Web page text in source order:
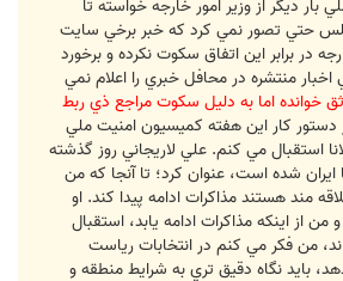
ديگر از وزير امور خارجه خواسته تا
حتي تصور نمي کرد که خبر برخي سايت
برابر اين اتفاق سکوت نکرده و برخورد
منتشره در محافل خبري را اعلام نمي
خوانده اما به دليل سکوت مراجع ذي ربط
کار اين هفته کميسيون امنيت ملي
استقبال مي کنم. علي لاريجاني روز گذشته
شده است، عنوان کرد؛ تا آنجا که من
مند هستند مذاکرات ادامه پيدا کند. او
از اينکه مذاکرات ادامه يابد، استقبال
من فکر مي کنم در انتخابات رياست
بايد نگاه دقيق تري به شرايط منطقه و